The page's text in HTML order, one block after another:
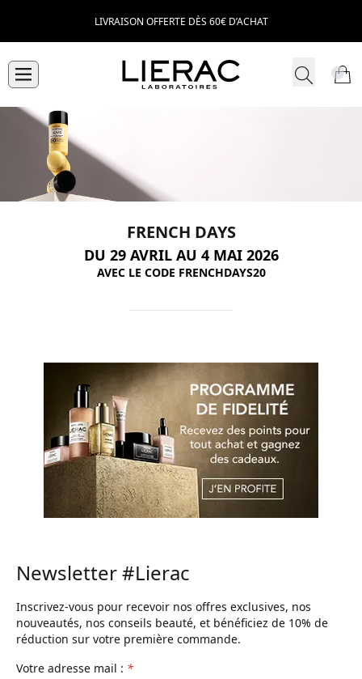
LIVRAISON OFFERTE DÈS 60€ D’ACHAT
FRENCH DAYS
DU 29 AVRIL AU 4 MAI 2026
AVEC LE CODE FRENCHDAYS20
Newsletter #Lierac
Inscrivez-vous pour recevoir nos offres exclusives, nos
nouveautés, nos conseils beauté, et bénéficiez de 10% de
réduction sur votre première commande.
Votre adresse mail : *